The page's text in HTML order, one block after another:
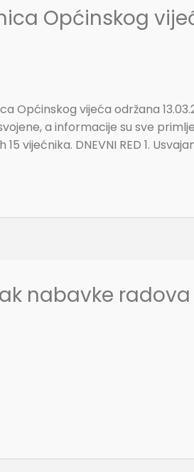
Općinskog
Općinskog vijeća održana
a informacije su sve
vijećnika. DNEVNI RED 1.
nabavke radova